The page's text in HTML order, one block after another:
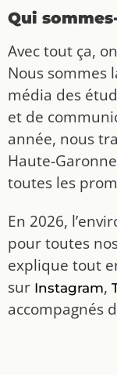
Qui
Avec tout ça,
Nous sommes
média des
et de
année, nous
Haute-
toutes les
En 2026,
pour toutes
explique tout
sur Instagram,
accompagnés